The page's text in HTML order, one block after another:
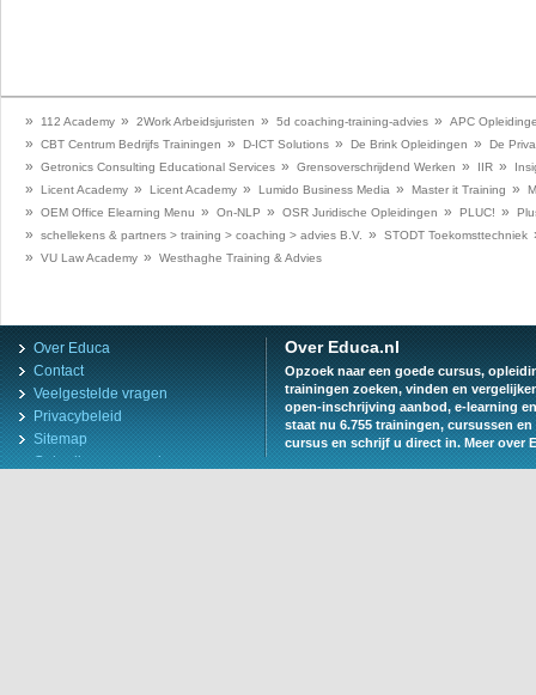
» 112 Academy » 2Work Arbeidsjuristen » 5d coaching-training-advies » APC
» CBT Centrum Bedrijfs Trainingen » D-ICT Solutions » De Brink Opleidingen » De
» Getronics Consulting Educational Services » Grensoverschrijdend Werken » IIR »
» Licent Academy » Licent Academy » Lumido Business Media » Master it Training »
» OEM Office Elearning Menu » On-NLP » OSR Juridische Opleidingen » PLUC! »
» schellekens & partners > training > coaching > advies B.V. » STODT Toekomsttechniek
»
VU Law Academy » Westhaghe Training & Advies
Over Educa
Contact
Veelgestelde vragen
Privacybeleid
Sitemap
Gebruiksvoorwaarden
Over Educa.nl
Opzoek naar een goede cursus,
trainingen zoeken, vinden en
open-inschrijving aanbod, e-learning
staat nu 6.755 trainingen, cursussen
cursus en schrijf u direct in.Meer over